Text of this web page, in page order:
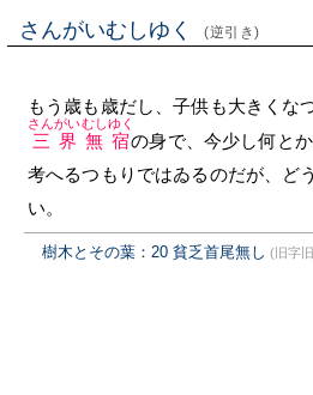
さんがいむしゆく (逆引き)
もう歳も歳だし、子供も大きくな
三界無宿
さんがいむしゆく
の身で、今少し何と
考へるつもりではゐるのだが、ど
い。
樹木とその葉：20 貧乏首尾無し (旧字